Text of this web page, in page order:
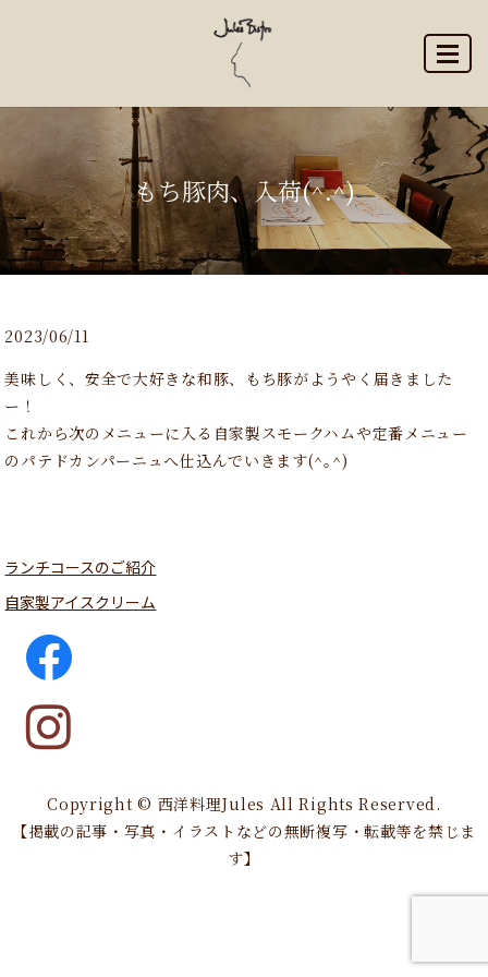
もち豚肉、入荷(^.^)
2023/06/11
美味しく、安全で大好きな和豚、もち豚がようやく届きました
ー！
これから次のメニューに入る自家製スモークハムや定番メニュー
のパテドカンパーニュへ仕込んでいきます(^｡^)
ランチコースのご紹介
自家製アイスクリーム
Copyright © 西洋料理Jules All Rights Reserved.
【掲載の記事・写真・イラストなどの無断複写・転載等を禁じま
す】